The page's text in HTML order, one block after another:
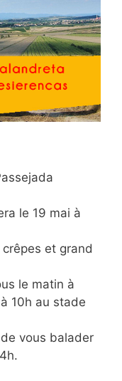
le 19 mai à
et grand
le matin à
10h au stade
vous balader